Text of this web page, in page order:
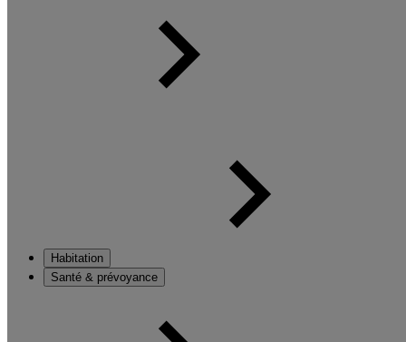
Habitation
Santé & prévoyance